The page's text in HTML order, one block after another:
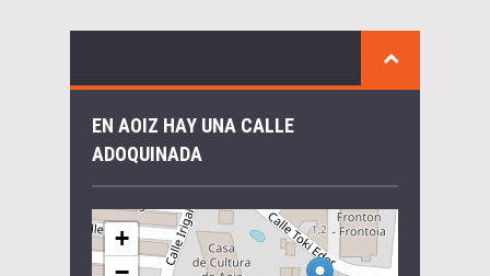
EN AOIZ HAY UNA CALLE
ADOQUINADA